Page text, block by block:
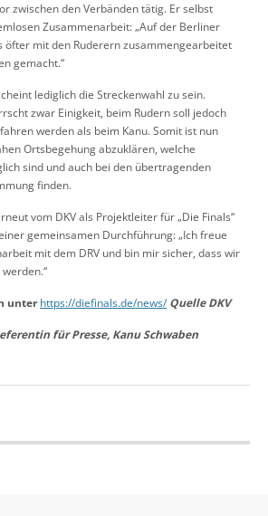
zwischen den Verbänden tätig. Er selbst
Zusammenarbeit: „Auf der Berliner
öfter mit den Ruderern zusammengearbeitet
gemacht.“
lediglich die Streckenwahl zu sein.
zwar Einigkeit, beim Rudern soll jedoch
werden als beim Kanu. Somit ist nun
Ortsbegehung abzuklären, welche
sind und auch bei den übertragenden
finden.
vom DKV als Projektleiter für „Die Finals“
gemeinsamen Durchführung: „Ich freue
mit dem DRV und bin mir sicher, dass wir
unterhttps://diefinals.de/news/ Quelle DKV
für Presse, Kanu Schwaben